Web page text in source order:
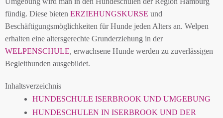
fündig. Diese bieten ERZIEHUNGSKURSE und
Beschäftigungsmöglichkeiten für Hunde jeden Alters an. Welpen
erhalten eine altersgerechte Grunderziehung in der
WELPENSCHULE, erwachsene Hunde werden zu zuverlässigen
Begleithunden ausgebildet.
Inhaltsverzeichnis
HUNDESCHULE ISERBROOK UND UMGEBUNG
HUNDESCHULEN IN ISERBROOK UND DER